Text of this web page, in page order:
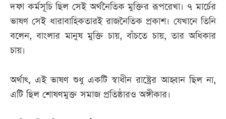
দফা কর্মসূচি ছিল সেই অর্থনৈতিক মুক্তির রূপরেখা। ৭ মার্চের
ভাষণ সেই ধারাবাহিকতারই রাজনৈতিক প্রকাশ। যেখানে তিনি
বলেন, বাংলার মানুষ মুক্তি চায়, বাঁচতে চায়, তার অধিকার
চায়।
অর্থাৎ, এই ভাষণ শুধু একটি স্বাধীন রাষ্ট্রের আহ্বান ছিল না,
এটি ছিল শোষণমুক্ত সমাজ প্রতিষ্ঠারও অঙ্গীকার।